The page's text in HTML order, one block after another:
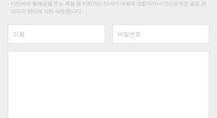
타인에게 불쾌감을 주는 욕설 등 비하하는 단어가 내용에 포함되거나 인신공격성 글은 관
리자의 판단에 의해 삭제 합니다.